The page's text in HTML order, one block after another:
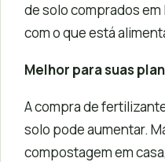
de solo comprados
com o que está
Melhor para suas
A compra de
solo pode aumentar.
compostagem em